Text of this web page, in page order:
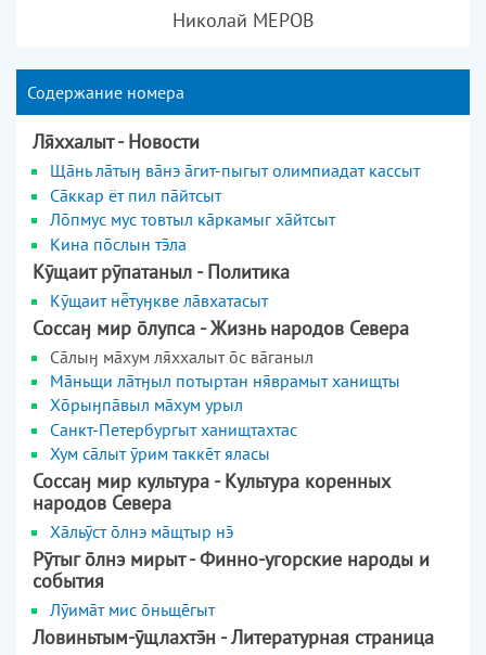
Николай МЕРОВ
Содержание номера
Лххалыт - Новости
Щнь лтыӈ внэ гит-пыгыт олимпиадат кассыт
Сккар ёт пил пйтсыт
Лпмус мус товтыл кркамыг хйтсыт
Кина пслын тла
Кӯщаит рӯпатаныл - Политика
Кӯщаит нтуӈкве лāвхатасыт
Соссаӈ мир лупса - Жизнь народов Севера
Сāлыӈ мāхум лххалыт с вāганыл
Мньщи лтӈыл потыртан нврамыт ханищты
Хрыӈпвыл мхум урыл
Санкт-Петербургыт ханищтахтас
Хум сāлыт ӯрим таккт яласы
Соссаӈ мир культура - Культура коренных
народов Севера
Хльӯст лнэ мщтыр н
Рӯтыг лнэ мирыт - Финно-угорские народы и
события
Лӯимт мис ньщгыт
Ловиньтым-ӯщлахтн - Литературная страница